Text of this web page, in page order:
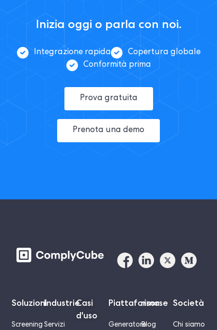
Inizia oggi o parla con noi.
Integrazione rapida
Copertura globale
Conformità prima
Prova gratuita
Prenota una demo
Soluzioni
Screening
Industrie
Servizi
Casi
d'uso
Piattaforma
Generatore
risorse
Blog
Società
Chi siamo